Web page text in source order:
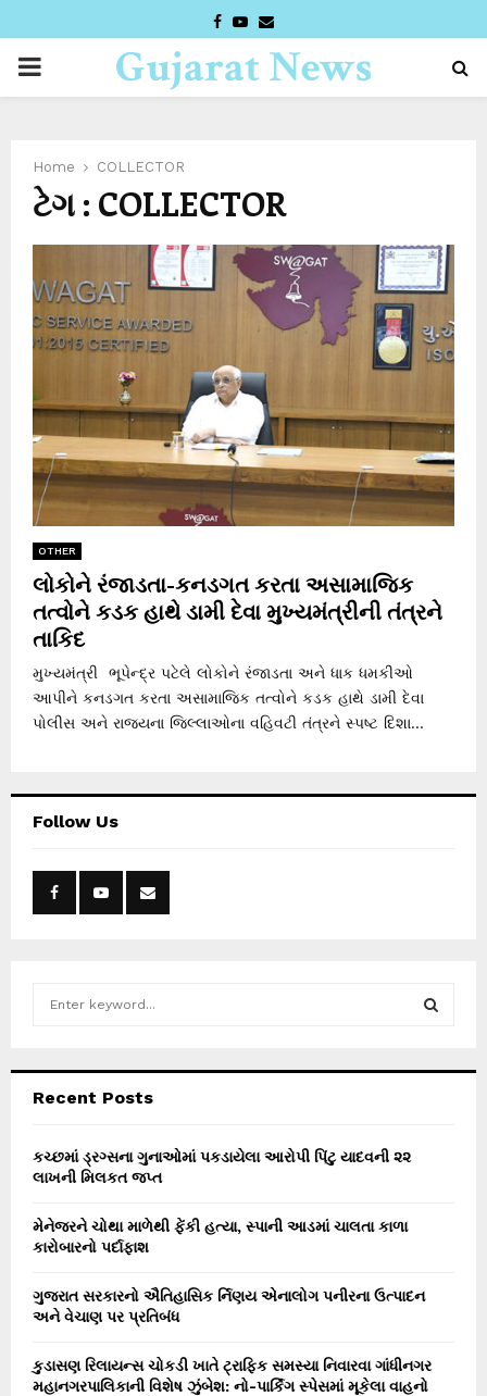
FACEBOOK
YOUTUBE
EMAIL
PRIMARYGujarat News
Home COLLECTOR
ટેગ : COLLECTOR
OTHER
લોકોને રંજાડતા-કનડગત કરતા અસામાજિક
તત્વોને કડક હાથે ડામી દેવા મુખ્યમંત્રીની તંત્રને
તાકિદ
મુખ્યમંત્રી ભૂપેન્દ્ર પટેલે લોકોને રંજાડતા અને ધાક ધમકીઓ
આપીને કનડગત કરતા અસામાજિક તત્વોને કડક હાથે ડામી દેવા
પોલીસ અને રાજ્યના જિલ્લાઓના વહિવટી તંત્રને સ્પષ્ટ દિશા...
Follow Us
h
o
r
Recent Posts
કચ્છમાં ડ્રગ્સના ગુનાઓમાં પકડાયેલા આરોપી પિંટુ યાદવની ૨૨
લાખની મિલકત જપ્ત
મેનેજરને ચોથા માળેથી ફેંકી હત્યા, સ્પાની આડમાં ચાલતા કાળા
કારોબારનો પર્દાફાશ
ગુજરાત સરકારનો ઐતિહાસિક ર્નિણય એનાલોગ પનીરના ઉત્પાદન
અને વેચાણ પર પ્રતિબંધ
કુડાસણ રિલાયન્સ ચોકડી ખાતે ટ્રાફિક સમસ્યા નિવારવા ગાંધીનગર
મહાનગરપાલિકાની વિશેષ ઝુંબેશ: નો-પાર્કિંગ સ્પેસમાં મૂકેલા વાહનો